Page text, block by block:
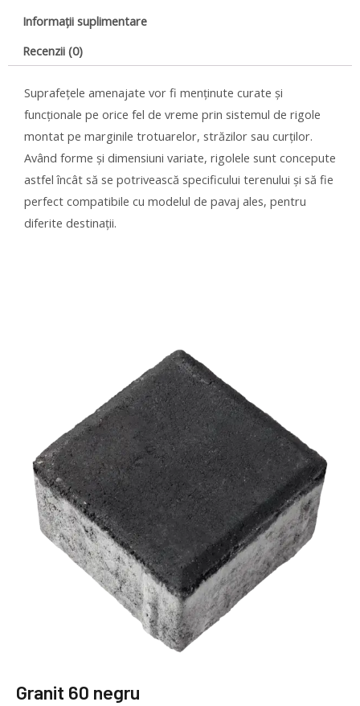
Informații suplimentare
Recenzii (0)
Suprafețele amenajate vor fi menținute curate și
funcționale pe orice fel de vreme prin sistemul de rigole
montat pe marginile trotuarelor, străzilor sau curților.
Având forme și dimensiuni variate, rigolele sunt concepute
astfel încât să se potrivească specificului terenului și să fie
perfect compatibile cu modelul de pavaj ales, pentru
diferite destinații.
Granit 60 negru